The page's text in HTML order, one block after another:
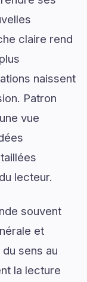
claire rend
naissent
Patron
vue
lecteur.
souvent
et
sens au
la lecture